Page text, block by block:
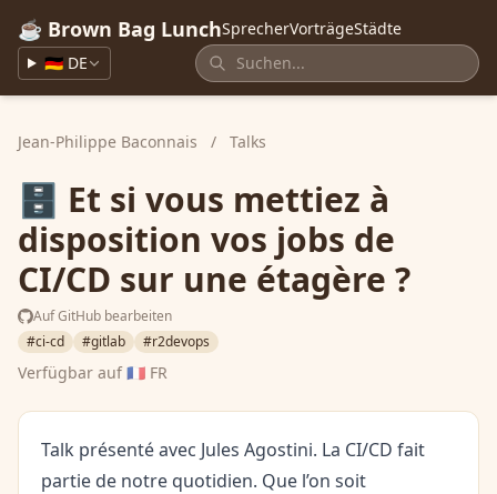
☕ Brown Bag LunchSprecherVorträgeStädte
🇩🇪 DE
Jean-Philippe Baconnais / Talks
🗄️ Et si vous mettiez à
disposition vos jobs de
CI/CD sur une étagère ?
Auf GitHub bearbeiten
#ci-cd
#gitlab #r2devops
Verfügbar auf🇫🇷 FR
Talk présenté avec Jules Agostini. La CI/CD fait
partie de notre quotidien. Que l’on soit